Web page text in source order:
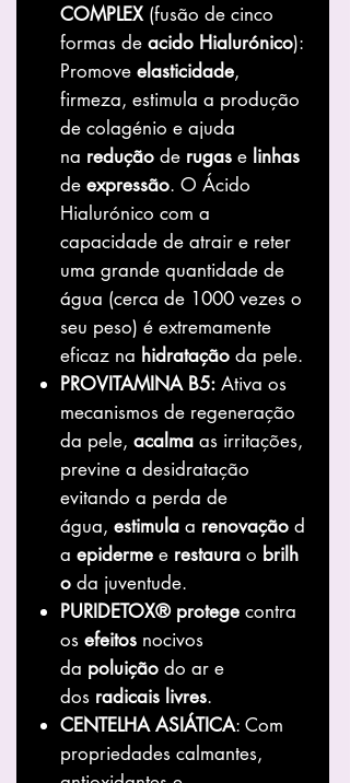
COMPLEX (fusão de cinco
formas de acido Hialurónico):
Promove elasticidade,
firmeza, estimula a produção
de colagénio e ajuda
na redução de rugas e linhas
de expressão. O Ácido
Hialurónico com a
capacidade de atrair e reter
uma grande quantidade de
água (cerca de 1000 vezes o
seu peso) é extremamente
eficaz na hidratação da pele.
PROVITAMINA B5: Ativa os
mecanismos de regeneração
da pele, acalma as irritações,
previne a desidratação
evitando a perda de
água, estimula a renovação d
a epiderme e restaura o brilh
o da juventude.
PURIDETOX® protege contra
os efeitos nocivos
da poluição do ar e
dos radicais livres.
CENTELHA ASIÁTICA: Com
propriedades calmantes,